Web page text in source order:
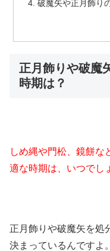
破魔矢や正月飾り
正月飾りや破魔
時期は？
しめ縄や門松、鏡餅な
適な時期は、いつでし
正月飾りや破魔矢を処
決まっているんですよ。